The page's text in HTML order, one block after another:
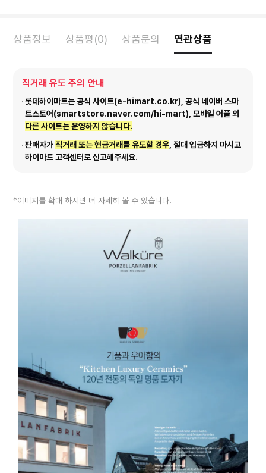
상품정보 상품평(0) 상품문의 연관상품
직거래 유도 주의 안내
롯데하이마트는 공식 사이트(e-himart.co.kr), 공식 네이버 스마
트스토어(smartstore.naver.com/hi-mart), 모바일 어플 외
다른 사이트는 운영하지 않습니다.
판매자가직거래 또는 현금거래를 유도할 경우 , 절대 입금하지 마시고
하이마트 고객센터로 신고해주세요.
*이미지를 확대 하시면 더 자세히 볼 수 있습니다.